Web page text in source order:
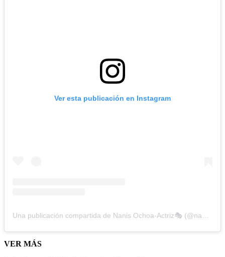
Ver esta publicación en Instagram
Una publicación compartida de Nanis Ochoa-Actriz🎭 (@nanis8a)
VER MÁS